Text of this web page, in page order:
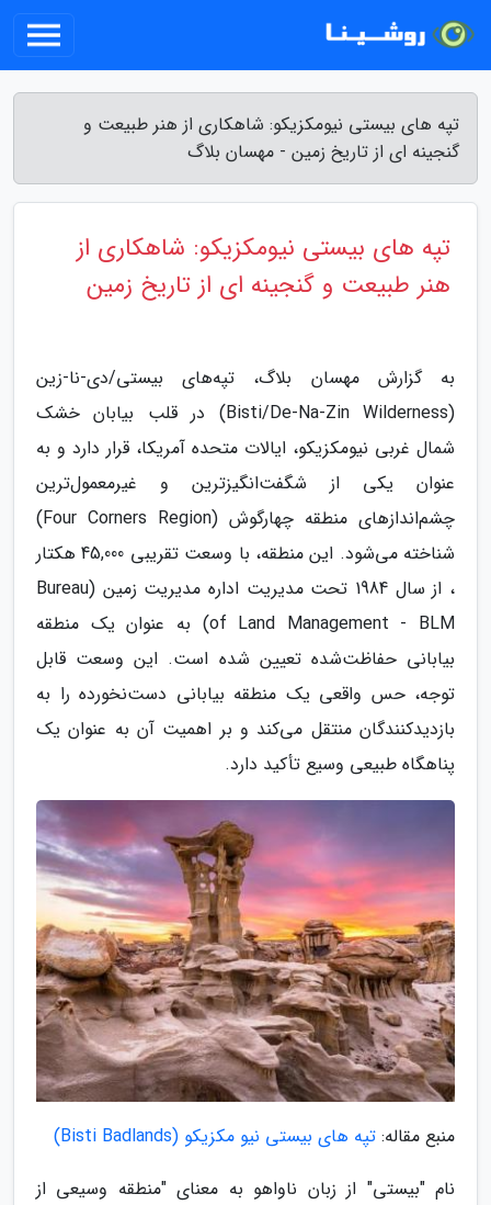
تپه های بیستی نیومکزیکو: شاهکاری از هنر طبیعت و
گنجینه ای از تاریخ زمین - مهسان بلاگ
تپه های بیستی نیومکزیکو: شاهکاری از
هنر طبیعت و گنجینه ای از تاریخ زمین
به گزارش مهسان بلاگ، تپه‌های بیستی/دی-نا-زین
(Bisti/De-Na-Zin Wilderness) در قلب بیابان خشک
شمال غربی نیومکزیکو، ایالات متحده آمریکا، قرار دارد و به
عنوان یکی از شگفت‌انگیزترین و غیرمعمول‌ترین
چشم‌اندازهای منطقه چهارگوش (Four Corners Region)
شناخته می‌شود. این منطقه، با وسعت تقریبی 45,000 هکتار
، از سال 1984 تحت مدیریت اداره مدیریت زمین (Bureau
of Land Management - BLM) به عنوان یک منطقه
بیابانی حفاظت‌شده تعیین شده است. این وسعت قابل
توجه، حس واقعی یک منطقه بیابانی دست‌نخورده را به
بازدیدکنندگان منتقل می‌کند و بر اهمیت آن به عنوان یک
پناهگاه طبیعی وسیع تأکید دارد.
منبع مقاله: تپه های بیستی نیو مکزیکو (Bisti Badlands)
نام "بیستی" از زبان ناواهو به معنای "منطقه وسیعی از